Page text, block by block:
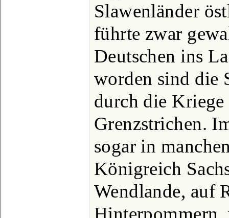
Slawenländer
führte zwar
Deutschen ins
worden sind die
durch die Kriege
Grenzstrichen.
sogar in
Königreich
Wendlande, auf